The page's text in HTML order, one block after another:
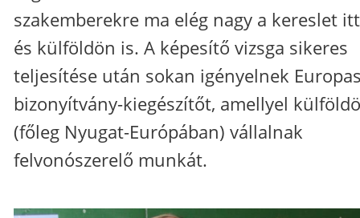
szakemberekre ma elég nagy a kereslet
és külföldön is. A képesítő vizsga sikeres
teljesítése után sokan igényelnek
bizonyítvány-kiegészítőt, amellyel
(főleg Nyugat-Európában) vállalnak
felvonószerelő munkát.